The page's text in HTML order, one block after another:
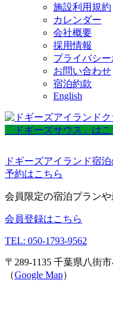
施設利用規約
カレンダー
会社概要
採用情報
プライバシ
お問い合わせ
宿泊約款
English
「ドギーズサウス」はこ
ドギーズアイランド宿
予約はこちら
会員限定の宿泊プラン
会員登録はこちら
TEL: 050-1793-9562
〒289-1135 千葉県八街
（Google Map）